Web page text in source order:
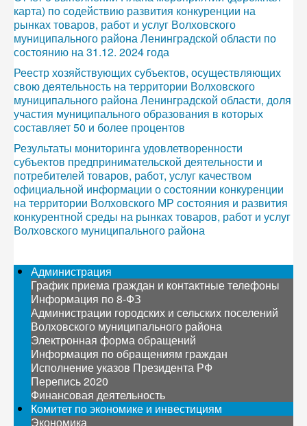
карта) по содействию развития конкуренции на
рынках товаров, работ и услуг Волховского
муниципального района Ленинградской области по
состоянию на 31.12. 2024 года
Реестр хозяйствующих субъектов, осуществляющих
свою деятельность на территории Волховского
муниципального района Ленинградской области, доля
участия муниципального образования в которых
составляет 50 и более процентов
Результаты мониторинга удовлетворенности
субъектов предпринимательской деятельности и
потребителей товаров, работ, услуг качеством
официальной информации о состоянии конкуренции
на территории Волховского МР состояния и развития
конкурентной среды на рынках товаров, работ и услуг
Волховского муниципального района
Администрация
График приема граждан и контактные телефоны
Информация по 8-ФЗ
Администрации городских и сельских поселений
Волховского муниципального района
Электронная форма обращений
Информация по обращениям граждан
Исполнение указов Президента РФ
Перепись 2020
Финансовая деятельность
Комитет по экономике и инвестициям
Экономика